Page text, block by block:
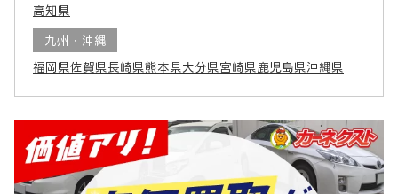
高知県
九州・沖縄
福岡県佐賀県長崎県熊本県大分県宮崎県鹿児島県沖縄県